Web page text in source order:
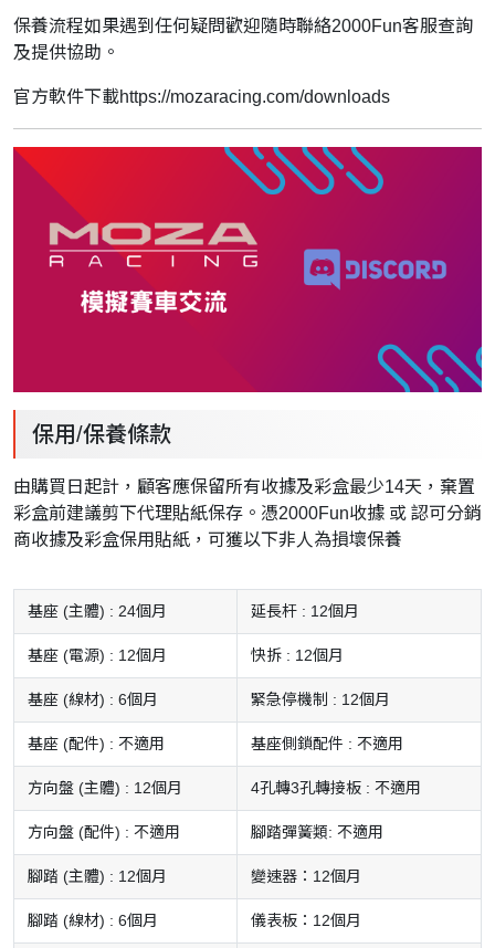
保養流程如果遇到任何疑問歡迎隨時聯絡2000Fun客服查詢
及提供協助。
官方軟件下載https://mozaracing.com/downloads
保用/保養條款
由購買日起計，顧客應保留所有收據及彩盒最少14天，棄置
彩盒前建議剪下代理貼紙保存。憑2000Fun收據 或 認可分銷
商收據及彩盒保用貼紙，可獲以下非人為損壞保養
基座 (主體) : 24個月 延長杆 : 12個月
基座 (電源) : 12個月 快拆 : 12個月
基座 (線材) : 6個月 緊急停機制 : 12個月
基座 (配件) : 不適用 基座側鎖配件 : 不適用
方向盤 (主體) : 12個月 4孔轉3孔轉接板 : 不適用
方向盤 (配件) : 不適用 腳踏彈簧類: 不適用
腳踏 (主體) : 12個月 變速器：12個月
腳踏 (線材) : 6個月 儀表板：12個月